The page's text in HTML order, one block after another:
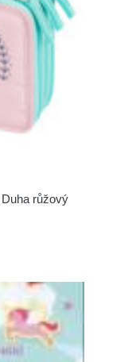
růžový